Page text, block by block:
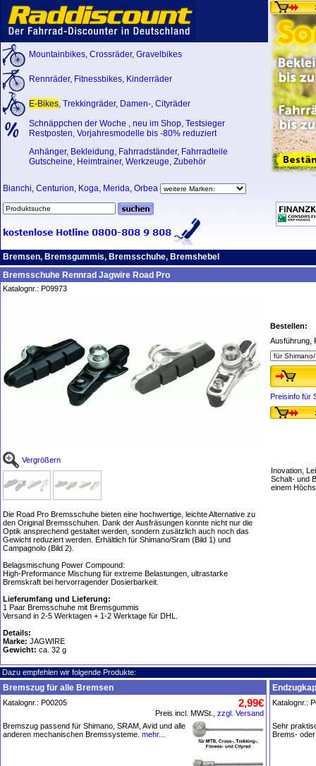
Mountainbikes, Crossräder, Gravelbikes
Rennräder, Fitnessbikes, Kinderräder
E-Bikes, Trekkingräder, Damen-, Cityräder
Schnäppchen der Woche , neu im Shop, Testsieger
Restposten, Vorjahresmodelle bis -80% reduziert
Anhänger, Bekleidung, Fahrradständer, Fahrradteile
Gutscheine, Heimtrainer, Werkzeuge, Zubehör
Bianchi, Centurion, Koga, Merida, Orbea
Bremsen, Bremsgummis, Bremsschuhe, Bremshebel
Bremsschuhe Rennrad Jagwire Road Pro
Katalognr.: P09973
Vergrößern
Die Road Pro Bremsschuhe bieten eine hochwertige, leichte Alternative zu
den Original Bremsschuhen. Dank der Ausfräsungen konnte nicht nur die
Optik ansprechend gestaltet werden, sondern zusätzlich auch noch das
Gewicht reduziert werden. Erhältlich für Shimano/Sram (Bild 1) und
Campagnolo (Bild 2).
Belagsmischung Power Compound:
High-Preformance Mischung für extreme Belastungen, ultrastarke
Bremskraft bei hervorragender Dosierbarkeit.
Lieferumfang und Lieferung:
1 Paar Bremsschuhe mit Bremsgummis
Versand in 2-5 Werktagen + 1-2 Werktage für DHL.
Details:
Marke: JAGWIRE
Gewicht: ca. 32 g
Bestellen:
Ausführung,
Preisinfo für
Inovation,
Schalt- und
einem
Dazu empfehlen wir folgende Produkte:
Bremszug für alle Bremsen
Katalognr.: P00205 2,99€
Preis incl. MWSt., zzgl. Versand
Bremszug passend für Shimano, SRAM, Avid und alle
anderen mechanischen Bremssysteme. mehr...
Katalognr.:
Sehr
Brems-